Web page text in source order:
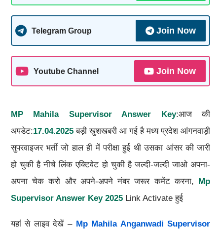
Telegram Group Join Now
Youtube Channel Join Now
MP Mahila Supervisor Answer Key:आज की
अपडेट:17.04.2025बड़ी खुशखबरी आ गई है मध्य प्रदेश आंगनवाड़ी
सुपरवाइजर भर्ती जो हाल ही में परीक्षा हुई थी उसका आंसर की जारी
हो चुकी है नीचे लिंक एक्टिवेट हो चुकी है जल्दी-जल्दी जाओ अपना-
अपना चेक करो और अपने-अपने नंबर जरूर कमेंट करना, Mp
Supervisor Answer Key 2025Link Activate हुई
यहां से लाइव देखें – Mp Mahila Anganwadi Supervisor